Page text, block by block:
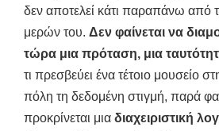
δεν αποτελεί κάτι παραπάνω από
μερών του. Δεν φαίνεται να
τώρα μια πρόταση, μια
τι πρεσβεύει ένα τέτοιο μουσείο
πόλη τη δεδομένη στιγμή, παρά
προκρίνεται μια διαχειριστική